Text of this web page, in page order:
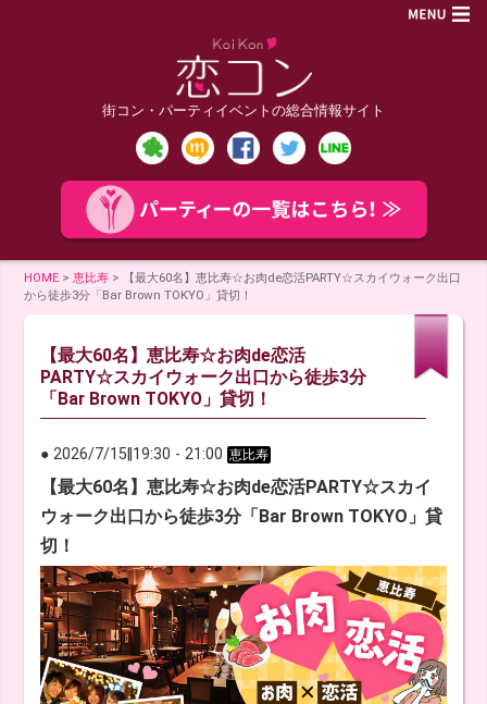
街コン・パーティイベントの総合情報サイト
HOME >恵比寿 >
【最大60名】恵比寿☆お肉de恋活PARTY☆スカイウォーク出口
から徒歩3分「Bar Brown TOKYO」貸切！
【最大60名】恵比寿☆お肉de恋活
PARTY☆スカイウォーク出口から徒歩3分
「Bar Brown TOKYO」貸切！
● 2026/7/15 19:30 - 21:00 恵比寿
【最大60名】恵比寿☆お肉de恋活PARTY☆スカイ
ウォーク出口から徒歩3分「Bar Brown TOKYO」貸
切！